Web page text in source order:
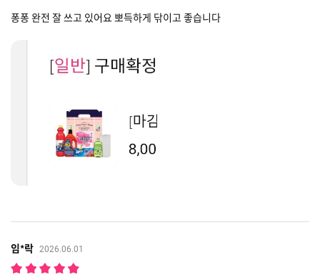
퐁퐁 완전 잘 쓰고 있어요 뽀득하게 닦이고 좋습니다
임*락 2026.06.01